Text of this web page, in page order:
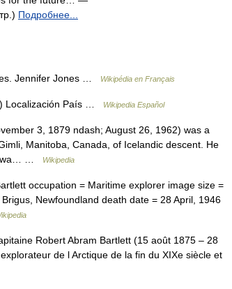
Подробнее...
Jennifer Jones … Wikipédia en Français
Localización País … Wikipedia Español
3, 1879 ndash; August 26, 1962) was a
Manitoba, Canada, of Icelandic descent. He
…
Wikipedia
occupation = Maritime explorer image size =
Newfoundland death date = 28 April, 1946
Robert Abram Bartlett (15 août 1875 – 28
de l Arctique de la fin du XIXe siècle et